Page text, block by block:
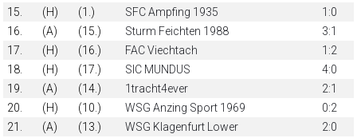
15.
(H) (1.) SFC Ampfing 1935
1:0
16.
(A) (15.) Sturm Feichten 1988
3:1
17.
(H) (16.) FAC Viechtach
1:2
18.
(H) (17.) SIC MUNDUS
4:0
19.
(A) (14.) 1tracht4ever
2:1
20.
(H) (10.) WSG Anzing Sport 1969
0:2
21.
(A) (13.) WSG Klagenfurt Lower
2:0